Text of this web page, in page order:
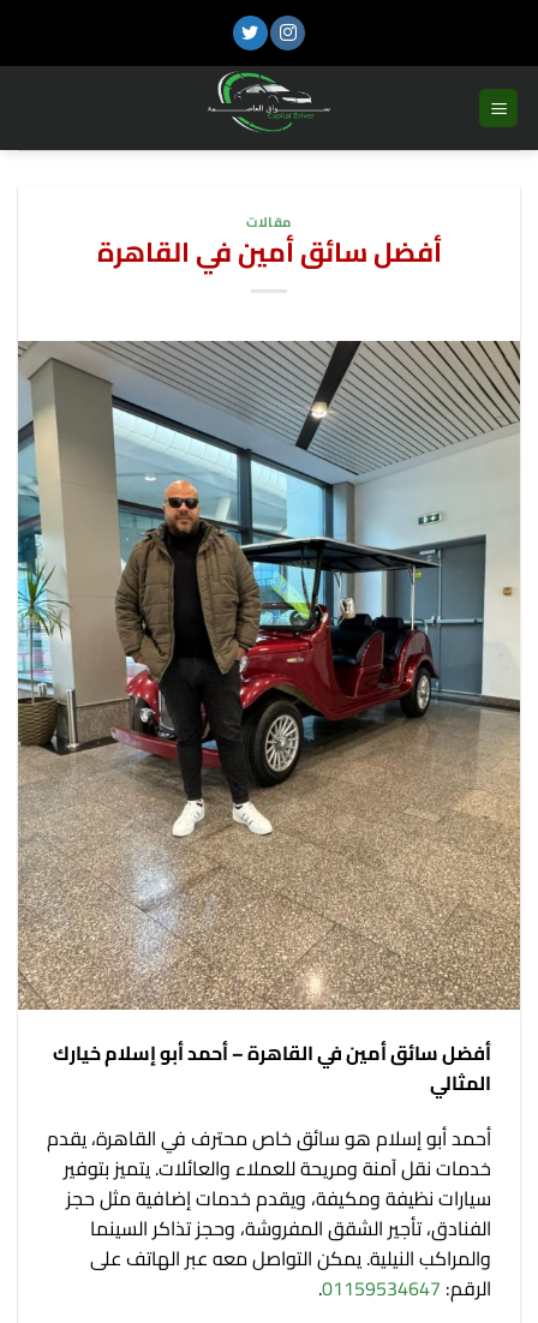
مقالات
أفضل سائق أمين في القاهرة
​أفضل سائق أمين في القاهرة – أحمد أبو إسلام خيارك
المثالي
أحمد أبو إسلام هو سائق خاص محترف في القاهرة، يقدم
خدمات نقل آمنة ومريحة للعملاء والعائلات.يتميز بتوفير
سيارات نظيفة ومكيفة، ويقدم خدمات إضافية مثل حجز
الفنادق، تأجير الشقق المفروشة، وحجز تذاكر السينما
والمراكب النيلية.يمكن التواصل معه عبر الهاتف على
الرقم: 01159534647
.